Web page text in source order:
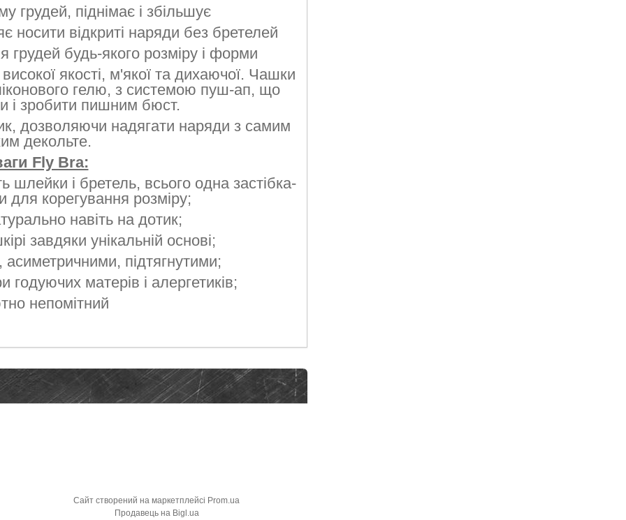
грудей, піднімає і збільшує
носити відкриті наряди без бретелей
грудей будь-якого розміру і форми
якості, м'якої та дихаючої. Чашки
гелю, з системою пуш-ап, що
і зробити пишним бюст.
дозволяючи надягати наряди з самим
декольте.
Fly Bra:
шлейки і бретель, всього одна застібка-
корегування розміру;
навіть на дотик;
завдяки унікальній основі;
підтягнутими;
годуючих матерів і алергетиків;
непомітний
Сайт створений на маркетплейсі Prom.ua
Продавець на Bigl.ua